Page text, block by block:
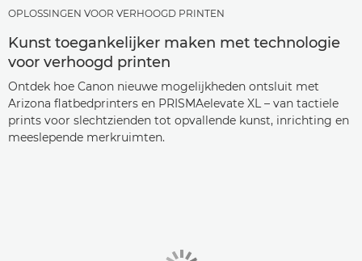
OPLOSSINGEN VOOR VERHOOGD PRINTEN
Kunst toegankelijker maken met technologie
voor verhoogd printen
Ontdek hoe Canon nieuwe mogelijkheden ontsluit met
Arizona flatbedprinters en PRISMAelevate XL – van tactiele
prints voor slechtzienden tot opvallende kunst, inrichting en
meeslepende merkruimten.